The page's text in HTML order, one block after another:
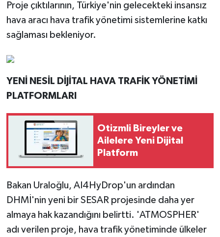
Proje çıktılarının, Türkiye'nin gelecekteki insansız
hava aracı hava trafik yönetimi sistemlerine katkı
sağlaması bekleniyor.
YENİ NESİL DİJİTAL HAVA TRAFİK YÖNETİMİ
PLATFORMLARI
Otizmli Bireyler ve
Ailelere Yeni Dijital
Platform
Bakan Uraloğlu, AI4HyDrop'un ardından
DHMİ'nin yeni bir SESAR projesinde daha yer
almaya hak kazandığını belirtti. 'ATMOSPHER'
adı verilen proje, hava trafik yönetiminde ülkeler